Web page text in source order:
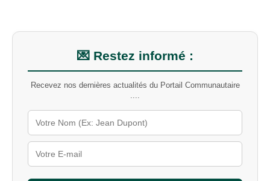
m
o
t
-
l
é
u
r
l
e
💌 Restez informé :
Recevez nos dernières actualités du Portail Communautaire
....